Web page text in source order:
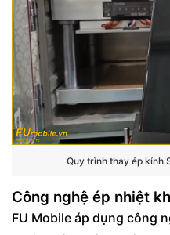
Quy trình thay ép kính
Công nghệ ép nhiệt
FU Mobile áp dụng công